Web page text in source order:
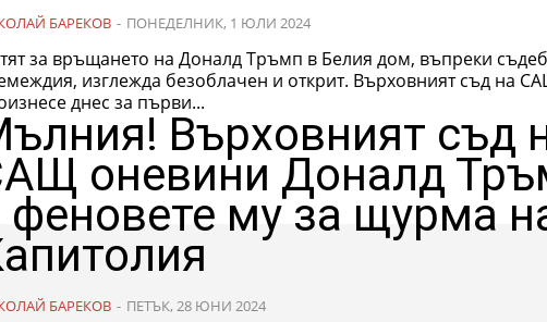
БАРЕКОВ - ПОНЕДЕЛНИК, 1 ЮЛИ 2024
за връщането на Доналд Тръмп в Белия дом, въпреки
изглежда безоблачен и открит. Върховният съд на САЩ се
днес за първи...
Върховният съд
оневини Доналд
феновете му за щурма
БАРЕКОВ - ПЕТЪК, 28 ЮНИ 2024